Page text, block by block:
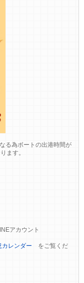
る為ボートの出港時間が
ます。
アカウント
カレンダー をご覧くだ